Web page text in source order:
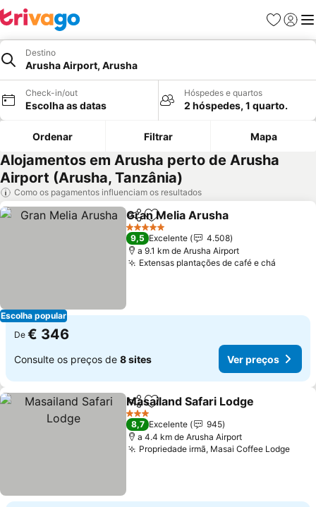
Favoritos
Iniciar
Destino
Arusha Airport, Arusha
Check-in/out
Escolha as datas
Hóspedes e quartos
2 hóspedes, 1 quarto.
Ordenar Filtrar Mapa
Alojamentos em Arusha perto de Arusha
Airport (Arusha, Tanzânia)
Como os pagamentos influenciam os resultados
Escolha popular
PartilharAdicionar aos favoritos
Gran Melia Arusha
5 Estrelas
9,5 Excelente
4.508
a 9.1 km de Arusha Airport
Extensas plantações de café e chá
De € 346
Consulte os preços de 8 sites Ver preços
PartilharAdicionar aos favoritos
Masailand Safari Lodge
3 Estrelas
8,7 Excelente
945
a 4.4 km de Arusha Airport
Propriedade irmã, Masai Coffee Lodge